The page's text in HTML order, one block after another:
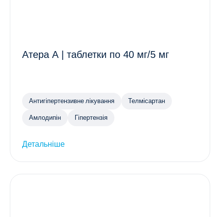
Атера А | таблетки по 40 мг/5 мг
Антигіпертензивне лікування Телмісартан
Амлодипін Гіпертензія
Детальніше